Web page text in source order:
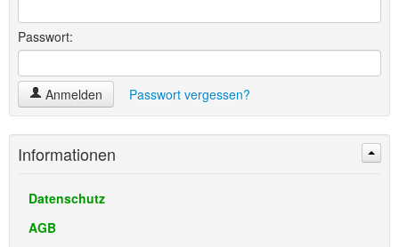
Passwort:
Anmelden Passwort vergessen?
Informationen
Datenschutz
AGB